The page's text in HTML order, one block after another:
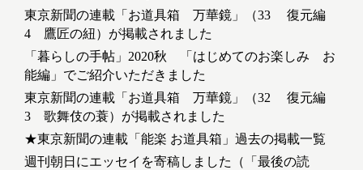
東京新聞の連載「お道具箱 万華鏡」（33 復元編
4 鷹匠の紐）が掲載されました
「暮らしの手帖」2020秋 「はじめてのお楽しみ お
能編」でご紹介いただきました
東京新聞の連載「お道具箱 万華鏡」（32 復元編
3 歌舞伎の蓑）が掲載されました
★東京新聞の連載「能楽 お道具箱」過去の掲載一覧
週刊朝日にエッセイを寄稿しました（「最後の読